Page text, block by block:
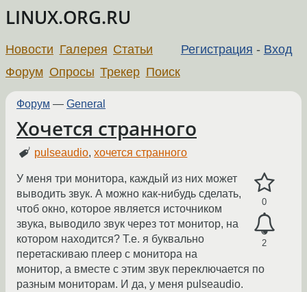
LINUX.ORG.RU
Регистрация - Вход
Новости Галерея Статьи
Форум Опросы Трекер Поиск
Форум — General
Хочется странного
pulseaudio,хочется странного
0
2
У меня три монитора, каждый из них может
выводить звук. А можно как-нибудь сделать,
чтоб окно, которое является источником
звука, выводило звук через тот монитор, на
котором находится? Т.е. я буквально
перетаскиваю плеер с монитора на
монитор, а вместе с этим звук переключается по
разным мониторам. И да, у меня pulseaudio.